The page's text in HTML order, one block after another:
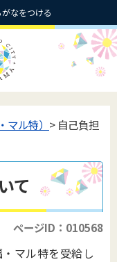
がなをつける
ル特） > 自己負担
て
ページID：010568
マル特を受給し